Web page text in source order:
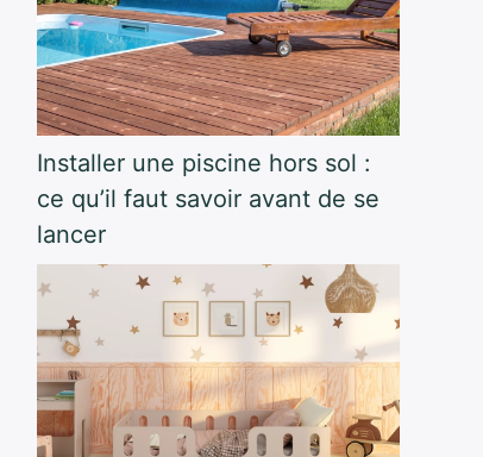
Installer une piscine hors sol :
ce qu’il faut savoir avant de se
lancer